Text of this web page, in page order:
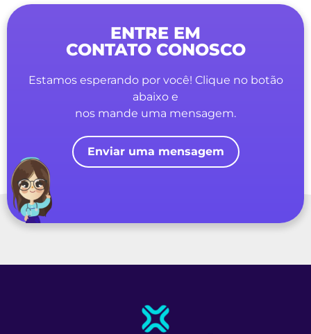
ENTRE EM
CONTATO CONOSCO
Estamos esperando por você! Clique no botão
abaixo e
nos mande uma mensagem.
Enviar uma mensagem